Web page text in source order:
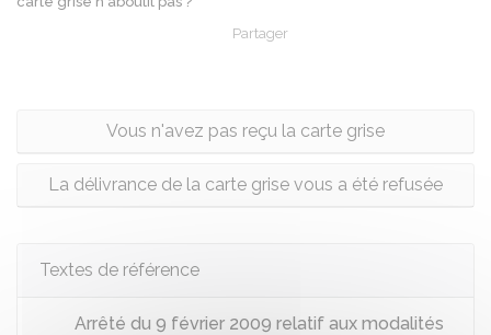
Partager
Vous n'avez pas reçu la carte grise
La délivrance de la carte grise vous a été refusée
Textes de référence
Arrêté du 9 février 2009 relatif aux modalités